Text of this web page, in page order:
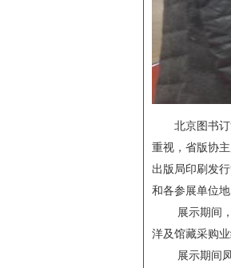
北京图书订货
重视，省版协
出版局印刷发
和各参展单位
展示期间，江
洋及馆藏采购
展示期间凤